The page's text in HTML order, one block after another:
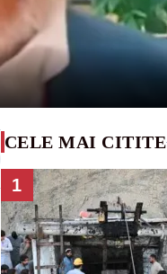
CELE MAI CITITE
1